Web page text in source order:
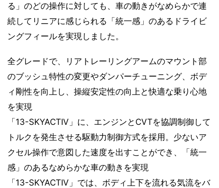
る」のどの操作に対しても、車の動きがなめらかで連
続してリニアに感じられる「統一感」のあるドライビ
ングフィールを実現しました。
全グレードで、リアトレーリングアームのマウント部
のブッシュ特性の変更やダンパーチューニング、ボデ
ィ剛性を向上し、操縦安定性の向上と快適な乗り心地
を実現
「13-SKYACTIV」に、エンジンとCVTを協調制御して
トルクを発生させる駆動力制御方式を採用。少ないア
クセル操作で意図した速度を出すことができ、「統一
感」のあるなめらかな車の動きを実現
「13-SKYACTIV」では、ボディ上下を流れる気流をバ